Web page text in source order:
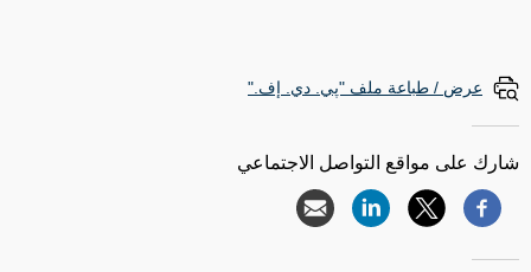
عرض / طباعة ملف "پي. دي. إف."
شارك على مواقع التواصل الاجتماعي